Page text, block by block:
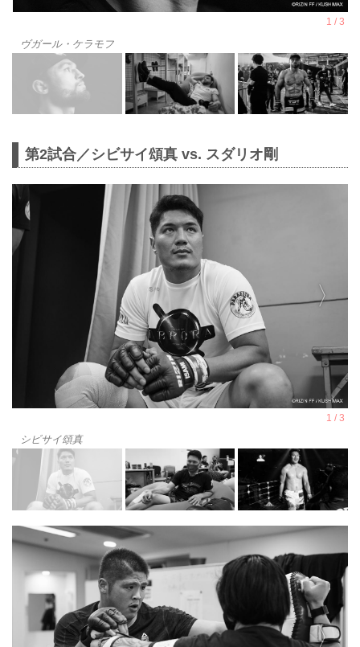
ヴガール・ケラモフ
第2試合／シビサイ頌真 vs. スダリオ剛
シビサイ頌真